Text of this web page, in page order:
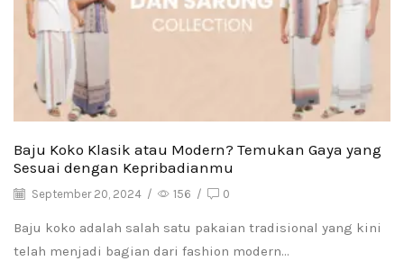
Baju Koko Klasik atau Modern? Temukan Gaya yang
Sesuai dengan Kepribadianmu
September 20, 2024 / 156 / 0
Baju koko adalah salah satu pakaian tradisional yang kini
telah menjadi bagian dari fashion modern...